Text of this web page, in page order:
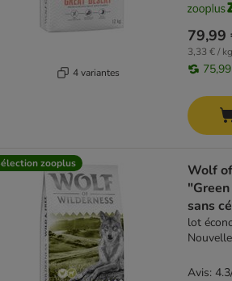
4 variantes
79,99
3,33 € / kg
zooplus
Wolf
sans
lot
Avis: